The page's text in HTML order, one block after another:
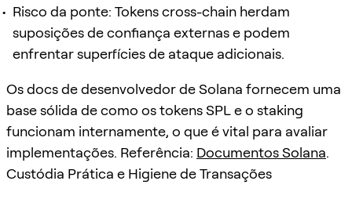
Risco da ponte: Tokens cross-chain herdam
suposições de confiança externas e podem
enfrentar superfícies de ataque adicionais.
Os docs de desenvolvedor de Solana fornecem uma
base sólida de como os tokens SPL e o staking
funcionam internamente, o que é vital para avaliar
implementações. Referência: Documentos Solana.
Custódia Prática e Higiene de Transações